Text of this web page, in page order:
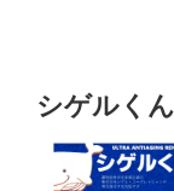
シゲルく